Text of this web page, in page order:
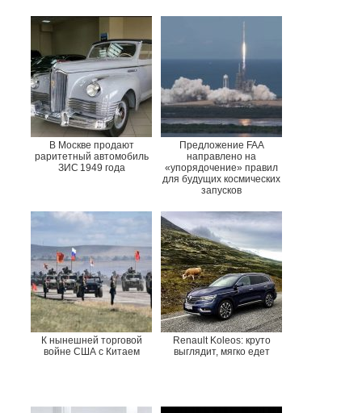
В Москве продают
раритетный автомобиль
ЗИС 1949 года
Предложение FAA
направлено на
«упорядочение» правил
для будущих космических
запусков
К нынешней торговой
войне США с Китаем
Renault Koleos: круто
выглядит, мягко едет